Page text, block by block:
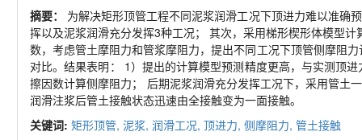
摘要： 为解决矩形顶管工程不同泥浆润滑工况下顶进力难以准确
挥以及泥浆润滑充分发挥3种工况； 其次，采用梯形楔形体模型
数，考虑管土摩阻力和管浆摩阻力，提出不同工况下顶管侧摩阻
对比。结果表明：
1）提出的计算模型预测精度更高，与实测顶
擦因数计算侧摩阻力； 后期泥浆润滑充分发挥工况下，采用管土
润滑注浆后管土接触状态迅速由全接触变为一面接触。
关键词: 矩形顶管, 泥浆, 润滑工况, 顶进力, 侧摩阻力, 管土接触